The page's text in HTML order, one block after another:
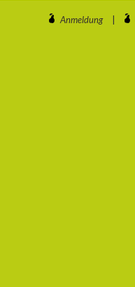
Anmeldung